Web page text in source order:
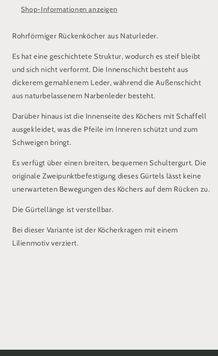
Shop-Informationen anzeigen
Rohrförmiger Rückenköcher aus Naturleder.
Es hat eine geschichtete Struktur, wodurch es steif bleibt
und sich nicht verformt. Die Innenschicht besteht aus
dickerem gemahlenem Leder, während die Außenschicht
aus naturbelassenem Narbenleder besteht.
Darüber hinaus ist die Innenseite des Köchers mit Schaffell
ausgekleidet, was die Pfeile im Inneren schützt und zum
Schweigen bringt.
Es verfügt über einen breiten, bequemen Schultergurt. Die
originale Zweipunktbefestigung dieses Gürtels lässt keine
unerwarteten Bewegungen des Köchers auf dem Rücken zu.
Die Gürtellänge ist verstellbar.
Bei dieser Variante ist der Köcherkragen mit einem
Lilienmotiv verziert.